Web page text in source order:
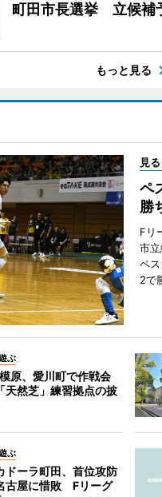
町田市長選挙 立候補
もっと見る
見
ペ
勝
Fリ
市
ペ
2で
ぶ
原、愛川町で作戦会
然芝」練習拠点の披
ぶ
ドーラ町田、首位攻防
古屋に惜敗 Fリーグ